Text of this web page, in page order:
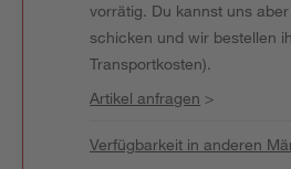
vorrätig. Du kannst uns
schicken und wir bestellen
Transportkosten).
Artikel anfragen >
Verfügbarkeit in anderen